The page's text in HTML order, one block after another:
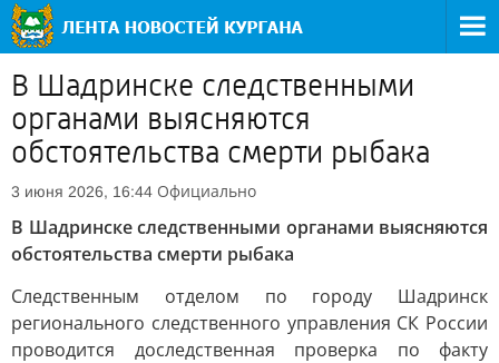
В Шадринске следственными
органами выясняются
обстоятельства смерти рыбака
3 июня 2026, 16:44 Официально
В Шадринске следственными органами выясняются
обстоятельства смерти рыбака
Следственным отделом по городу Шадринск
регионального следственного управления СК России
проводится доследственная проверка по факту